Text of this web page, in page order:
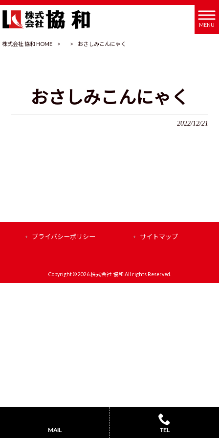
MENU
株式会社 協和 HOME > > おさしみこんにゃく
おさしみこんにゃく
2022/12/21
プライバシーポリシー サイトマップ
Copyright © 2026 株式会社 協和 All rights Reserved.
MAIL TEL